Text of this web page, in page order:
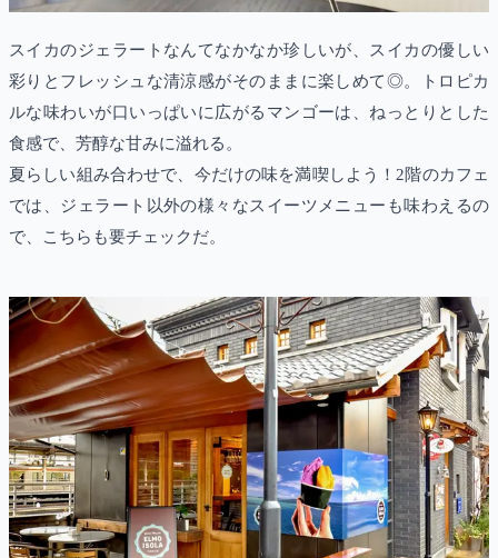
スイカのジェラートなんてなかなか珍しいが、スイカの優しい
彩りとフレッシュな清涼感がそのままに楽しめて◎。トロピカ
ルな味わいが口いっぱいに広がるマンゴーは、ねっとりとした
食感で、芳醇な甘みに溢れる。
夏らしい組み合わせで、今だけの味を満喫しよう！2階のカフェ
では、ジェラート以外の様々なスイーツメニューも味わえるの
で、こちらも要チェックだ。